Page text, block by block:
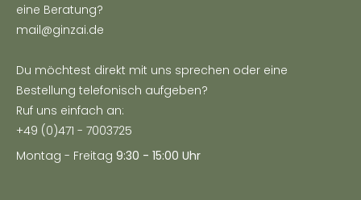
eine Beratung?
mail@ginzai.de
Du möchtest direkt mit uns sprechen oder eine
Bestellung telefonisch aufgeben?
Ruf uns einfach an:
+49 (0)471 - 7003725
Montag - Freitag 9:30 - 15:00 Uhr